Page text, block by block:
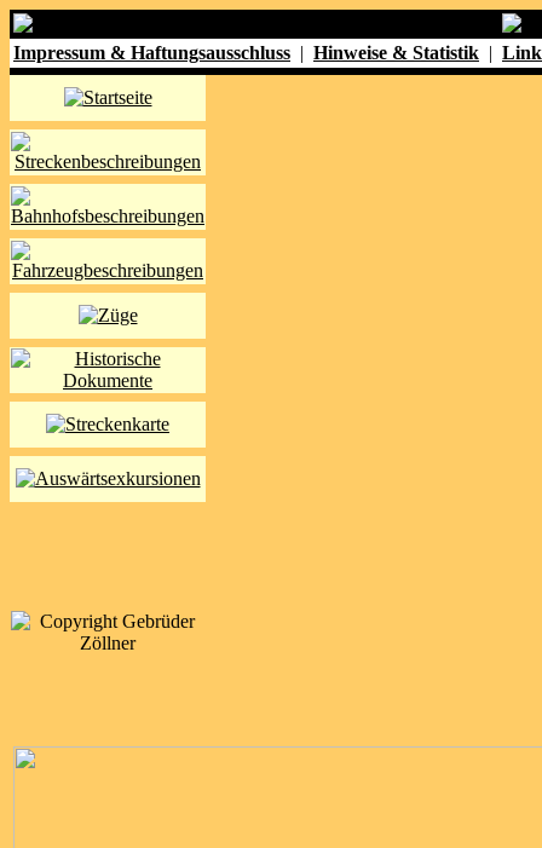
Impressum & Haftungsausschluss | Hinweise & Statistik |